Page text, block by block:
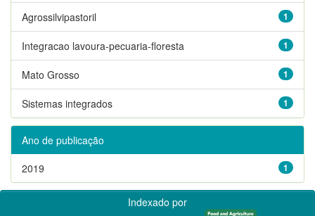
1
Agrossilvipastoril
1
Integracao lavoura-pecuaria-floresta
1
Mato Grosso
1
Sistemas integrados
Ano de publicação
1
2019
Indexado por